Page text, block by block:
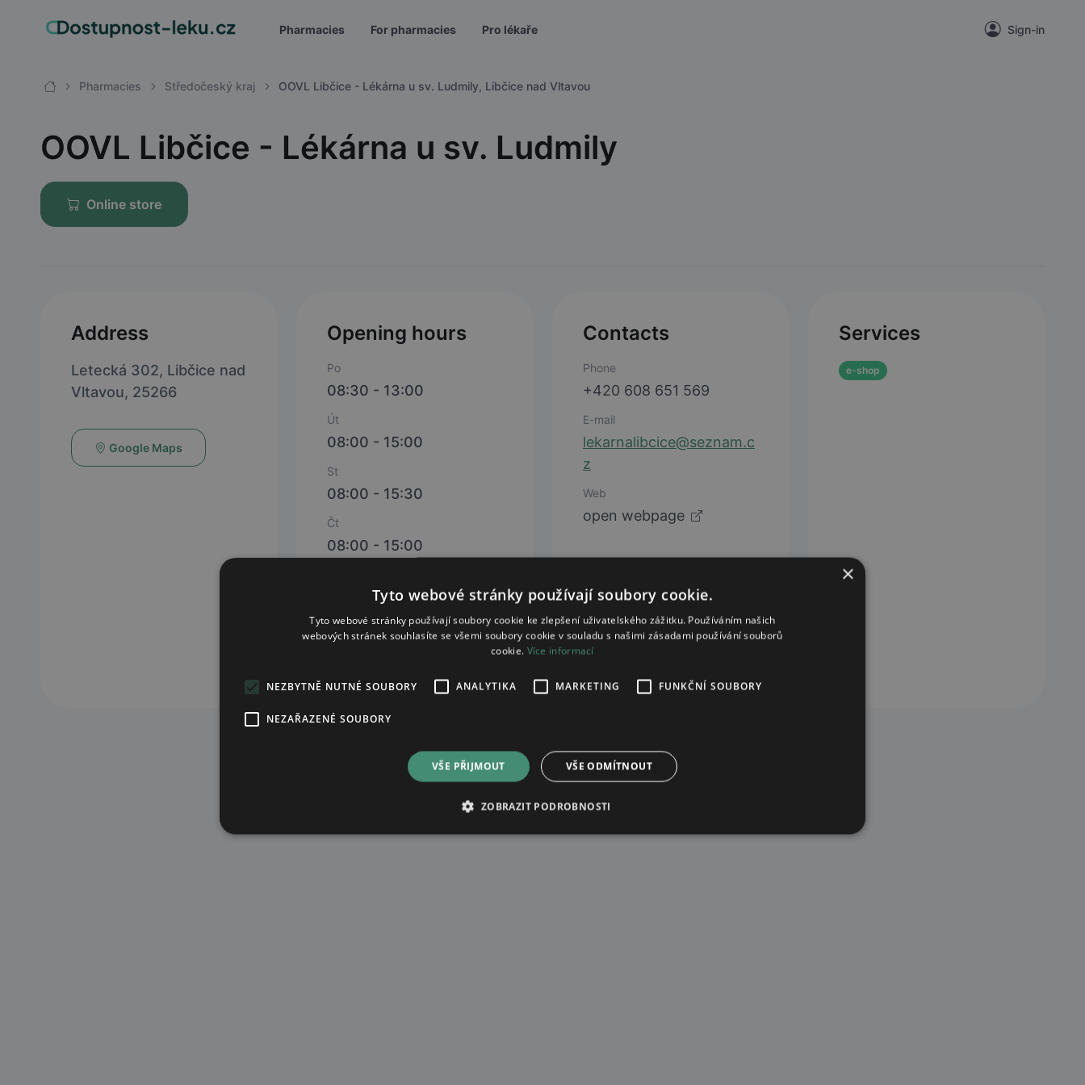
Pharmacies For pharmacies Pro lékaře Sign-in
Pharmacies Středočeský kraj OOVL Libčice - Lékárna u sv. Ludmily, Libčice nad Vltavou
OOVL Libčice - Lékárna u sv. Ludmily
Online store
Address
Letecká 302, Libčice nad
Vltavou, 25266
Google Maps
Opening hours
Po
08:30 - 13:00
Út
08:00 - 15:00
St
08:00 - 15:30
Čt
08:00 - 15:00
08:30 - 13:00
Út - Čt polední pauza mezi
Contacts
Phone
+420 608 651 569
E-mail
lekarnalibcice@seznam.c
z
Web
open webpage
Services
e-shop
×
Tyto webové stránky používají soubory cookie.
Tyto webové stránky používají soubory cookie ke zlepšení uživatelského zážitku. Používáním našich
webových stránek souhlasíte se všemi soubory cookie v souladu s našimi zásadami používání souborů
cookie. Více informací
NEZBYTNĚ NUTNÉ SOUBORY ANALYTIKA MARKETING FUNKČNÍ SOUBORY
NEZAŘAZENÉ SOUBORY
VŠE PŘIJMOUT VŠE ODMÍTNOUT
ZOBRAZIT PODROBNOSTI